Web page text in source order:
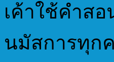
เค้าใช้คำส
นมัสการทุก